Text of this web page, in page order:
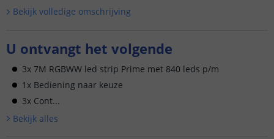
k...Bekijk volledige omschrijving
U ontvangt het volgende
3x 7M RGBWW led strip Prime met 840 leds p/m
1x Bediening naar keuze
3x Cont...
Bekijk alles